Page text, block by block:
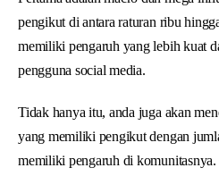
pengikut di antara raturan ribu
memiliki pengaruh yang lebih kuat
pengguna social media.
Tidak hanya itu, anda juga akan
yang memiliki pengikut dengan
memiliki pengaruh di komunitasnya.